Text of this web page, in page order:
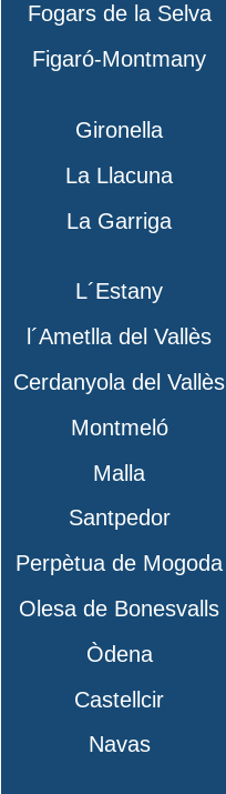
Fogars de la Selva
Figaró-Montmany
Gironella
La Llacuna
La Garriga
L´Estany
l´Ametlla del Vallès
Cerdanyola del Vallès
Montmeló
Malla
Santpedor
Perpètua de Mogoda
Olesa de Bonesvalls
Òdena
Castellcir
Navas